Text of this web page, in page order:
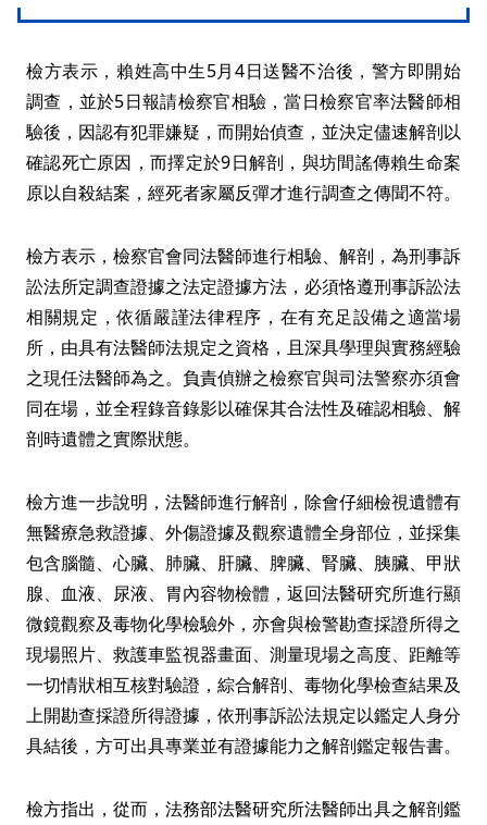
檢方表示，賴姓高中生5月4日送醫不治後，警方即開始
調查，並於5日報請檢察官相驗，當日檢察官率法醫師相
驗後，因認有犯罪嫌疑，而開始偵查，並決定儘速解剖以
確認死亡原因，而擇定於9日解剖，與坊間謠傳賴生命案
原以自殺結案，經死者家屬反彈才進行調查之傳聞不符。
檢方表示，檢察官會同法醫師進行相驗、解剖，為刑事訴
訟法所定調查證據之法定證據方法，必須恪遵刑事訴訟法
相關規定，依循嚴謹法律程序，在有充足設備之適當場
所，由具有法醫師法規定之資格，且深具學理與實務經驗
之現任法醫師為之。負責偵辦之檢察官與司法警察亦須會
同在場，並全程錄音錄影以確保其合法性及確認相驗、解
剖時遺體之實際狀態。
檢方進一步說明，法醫師進行解剖，除會仔細檢視遺體有
無醫療急救證據、外傷證據及觀察遺體全身部位，並採集
包含腦髓、心臟、肺臟、肝臟、脾臟、腎臟、胰臟、甲狀
腺、血液、尿液、胃內容物檢體，返回法醫研究所進行顯
微鏡觀察及毒物化學檢驗外，亦會與檢警勘查採證所得之
現場照片、救護車監視器畫面、測量現場之高度、距離等
一切情狀相互核對驗證，綜合解剖、毒物化學檢查結果及
上開勘查採證所得證據，依刑事訴訟法規定以鑑定人身分
具結後，方可出具專業並有證據能力之解剖鑑定報告書。
檢方指出，從而，法務部法醫研究所法醫師出具之解剖鑑